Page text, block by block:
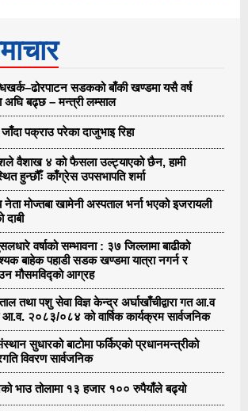
सडकको बाँकी खण्डमा यसै वर्ष
अघि बढ्छ – मन्त्री लम्साल
पक्राउ परेका दाजुभाइ रिहा
वैशाख ४ को फैसला उल्ट्याएको छैन, हामी
हुन्छौँः काँग्रेस उपसभापति शर्मा
नेता मोज्तबा खामेनी अस्पताल भर्ना भएको इजरायली
दाबी
वर्षाको सम्भावना : ३७ जिल्लामा बाढीको
बाहेक पहाडी सडक खण्डमा यात्रा नगर्न र
मौसमविद्काे आग्रह
तथा पशु सेवा विज्ञ केन्द्र अर्घाखाँचीद्वारा गत आ.व
आ.व. २०८३/०८४ को वार्षिक कार्यक्रम सार्वजनिक
सुधारको बाटोमा फर्किएको प्रधानमन्त्रीको
विवरण सार्वजनिक
भाउ तोलामा १३ हजार १०० रुपैयाँले बढ्यो